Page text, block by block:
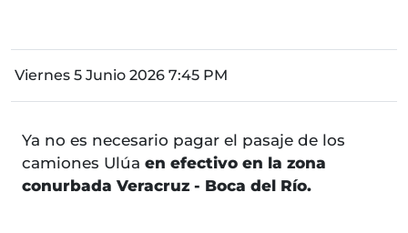
Viernes 5 Junio 2026 7:45 PM
Ya no es necesario pagar el pasaje de los
camiones Ulúa en efectivo en la zona
conurbada Veracruz - Boca del Río.